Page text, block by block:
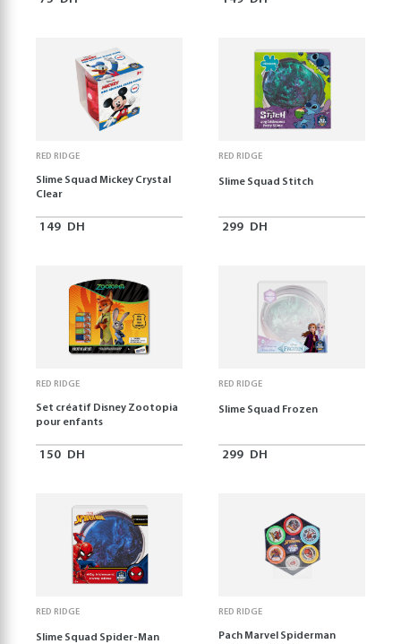
RED RIDGE
Slime Squad Mickey Crystal
Clear
149 DH
RED RIDGE
Slime Squad Stitch
299 DH
RED RIDGE
Set créatif Disney Zootopia
pour enfants
150 DH
RED RIDGE
Slime Squad Frozen
299 DH
RED RIDGE
Slime Squad Spider-Man
RED RIDGE
Pach Marvel Spiderman